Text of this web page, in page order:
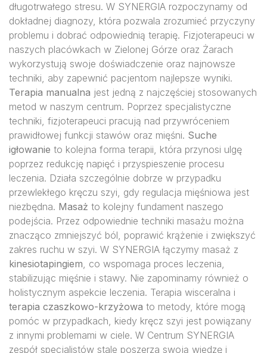
długotrwałego stresu. W SYNERGIA rozpoczynamy od
dokładnej diagnozy, która pozwala zrozumieć przyczyny
problemu i dobrać odpowiednią terapię. Fizjoterapeuci w
naszych placówkach w Zielonej Górze oraz Żarach
wykorzystują swoje doświadczenie oraz najnowsze
techniki, aby zapewnić pacjentom najlepsze wyniki.
Terapia manualna jest jedną z najczęściej stosowanych
metod w naszym centrum. Poprzez specjalistyczne
techniki, fizjoterapeuci pracują nad przywróceniem
prawidłowej funkcji stawów oraz mięśni. Suche
igłowanie to kolejna forma terapii, która przynosi ulgę
poprzez redukcję napięć i przyspieszenie procesu
leczenia. Działa szczególnie dobrze w przypadku
przewlekłego kręczu szyi, gdy regulacja mięśniowa jest
niezbędna. Masaż to kolejny fundament naszego
podejścia. Przez odpowiednie techniki masażu można
znacząco zmniejszyć ból, poprawić krążenie i zwiększyć
zakres ruchu w szyi. W SYNERGIA łączymy masaż z
kinesiotapingiem, co wspomaga proces leczenia,
stabilizując mięśnie i stawy. Nie zapominamy również o
holistycznym aspekcie leczenia. Terapia wisceralna i
terapia czaszkowo-krzyżowa to metody, które mogą
pomóc w przypadkach, kiedy kręcz szyi jest powiązany
z innymi problemami w ciele. W Centrum SYNERGIA
zespół specjalistów stale poszerza swoją wiedzę i